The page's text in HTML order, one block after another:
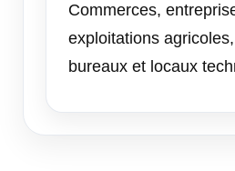
Commerces,
exploitations
bureaux et locaux